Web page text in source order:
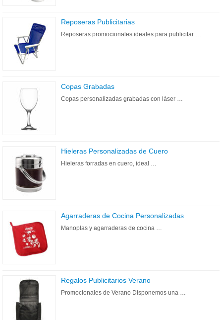
Reposeras Publicitarias
Reposeras promocionales ideales para publicitar …
Copas Grabadas
Copas personalizadas grabadas con láser …
Hieleras Personalizadas de Cuero
Hieleras forradas en cuero, ideal …
Agarraderas de Cocina Personalizadas
Manoplas y agarraderas de cocina …
Regalos Publicitarios Verano
Promocionales de Verano Disponemos una …